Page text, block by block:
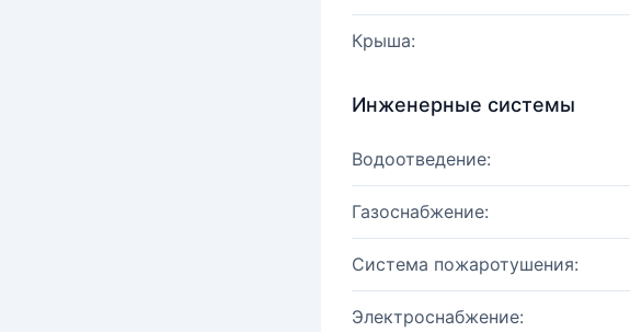
Крыша:
Инженерные системы
Водоотведение:
Газоснабжение:
Система пожаротушения:
Электроснабжение: